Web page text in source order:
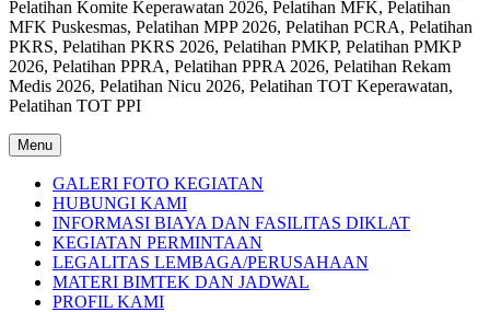
Pelatihan Komite Keperawatan 2026, Pelatihan MFK, Pelatihan
MFK Puskesmas, Pelatihan MPP 2026, Pelatihan PCRA, Pelatihan
PKRS, Pelatihan PKRS 2026, Pelatihan PMKP, Pelatihan PMKP
2026, Pelatihan PPRA, Pelatihan PPRA 2026, Pelatihan Rekam
Medis 2026, Pelatihan Nicu 2026, Pelatihan TOT Keperawatan,
Pelatihan TOT PPI
Menu
GALERI FOTO KEGIATAN
HUBUNGI KAMI
INFORMASI BIAYA DAN FASILITAS DIKLAT
KEGIATAN PERMINTAAN
LEGALITAS LEMBAGA/PERUSAHAAN
MATERI BIMTEK DAN JADWAL
PROFIL KAMI